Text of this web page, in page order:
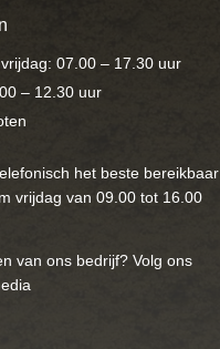
07.00 – 17.30 uur
– 12.30 uur
het beste bereikbaar
vrijdag van 09.00 tot 16.00
van ons bedrijf? Volg ons